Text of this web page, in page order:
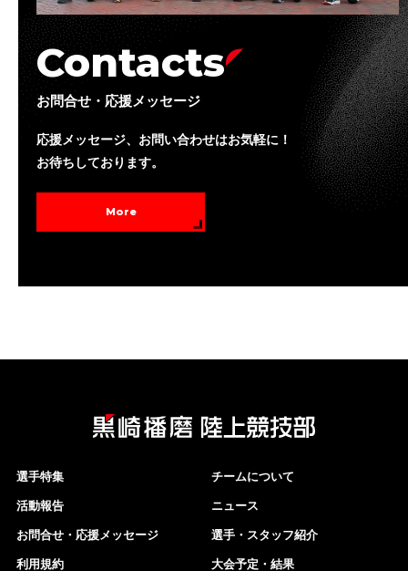
Contacts
お問合せ・応援メッセージ
応援メッセージ、お問い合わせはお気軽に！
お待ちしております。
More
チームについて
ニュース
選手・スタッフ紹介
大会予定・結果
選手特集
活動報告
お問合せ・応援メッセージ
利用規約